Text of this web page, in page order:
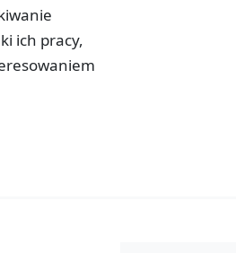
ich pracy,